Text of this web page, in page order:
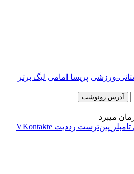
ورزشی پریسا امامی لیگ برتر
آدرس رونوشت
‫تامبلر ‫پین‌ترست ‫رددیت ‫VKontakte